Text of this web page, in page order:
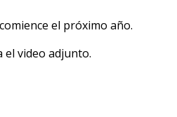
el próximo año.
el video adjunto.